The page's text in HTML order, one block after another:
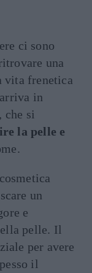
ci sono
una
vita frenetica
in
, che si
la pelle e
un
e
pelle. Il
per avere
il